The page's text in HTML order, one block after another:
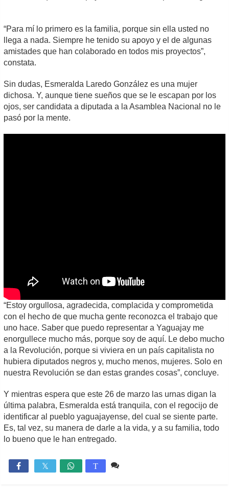
“Para mí lo primero es la familia, porque sin ella usted no
llega a nada. Siempre he tenido su apoyo y el de algunas
amistades que han colaborado en todos mis proyectos”,
constata.
Sin dudas, Esmeralda Laredo González es una mujer
dichosa. Y, aunque tiene sueños que se le escapan por los
ojos, ser candidata a diputada a la Asamblea Nacional no le
pasó por la mente.
“Estoy orgullosa, agradecida, complacida y comprometida
con el hecho de que mucha gente reconozca el trabajo que
uno hace. Saber que puedo representar a Yaguajay me
enorgullece mucho más, porque soy de aquí. Le debo mucho
a la Revolución, porque si viviera en un país capitalista no
hubiera diputados negros y, mucho menos, mujeres. Solo en
nuestra Revolución se dan estas grandes cosas”, concluye.
Y mientras espera que este 26 de marzo las urnas digan la
última palabra, Esmeralda está tranquila, con el regocijo de
identificar al pueblo yaguajayense, del cual se siente parte.
Es, tal vez, su manera de darle a la vida, y a su familia, todo
lo bueno que le han entregado.
 T